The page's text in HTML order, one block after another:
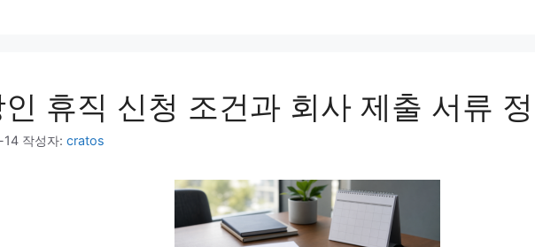
휴직 신청 조건과 회사 제출 서류
14 작성자: cratos